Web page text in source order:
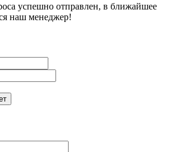
успешно отправлен, в ближайшее
наш менеджер!